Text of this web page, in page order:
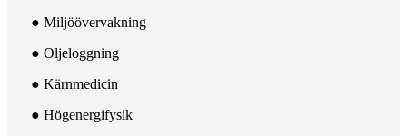
● Miljöövervakning
● Oljeloggning
● Kärnmedicin
● Högenergifysik